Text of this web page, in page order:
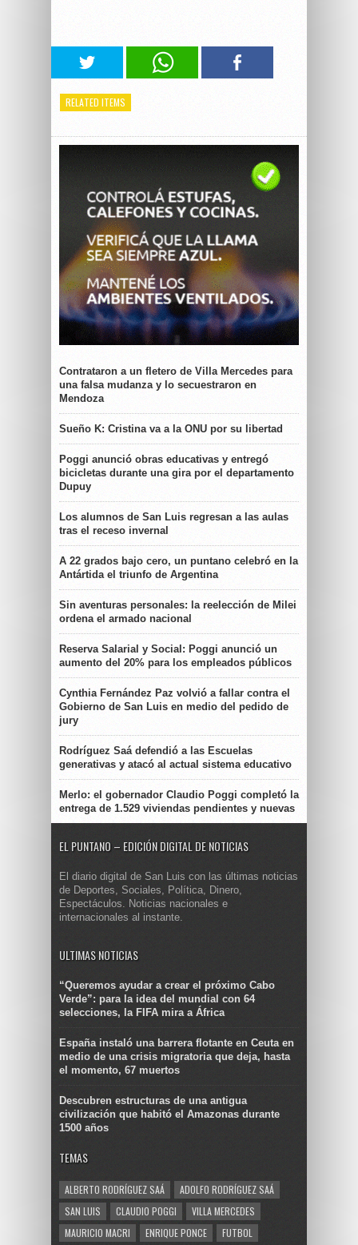
RELATED ITEMS
Contrataron a un fletero de Villa Mercedes para
una falsa mudanza y lo secuestraron en
Mendoza
Sueño K: Cristina va a la ONU por su libertad
Poggi anunció obras educativas y entregó
bicicletas durante una gira por el departamento
Dupuy
Los alumnos de San Luis regresan a las aulas
tras el receso invernal
A 22 grados bajo cero, un puntano celebró en la
Antártida el triunfo de Argentina
Sin aventuras personales: la reelección de Milei
ordena el armado nacional
Reserva Salarial y Social: Poggi anunció un
aumento del 20% para los empleados públicos
Cynthia Fernández Paz volvió a fallar contra el
Gobierno de San Luis en medio del pedido de
jury
Rodríguez Saá defendió a las Escuelas
generativas y atacó al actual sistema educativo
Merlo: el gobernador Claudio Poggi completó la
entrega de 1.529 viviendas pendientes y nuevas
EL PUNTANO – EDICIÓN DIGITAL DE NOTICIAS
El diario digital de San Luis con las últimas noticias
de Deportes, Sociales, Política, Dinero,
Espectáculos. Noticias nacionales e
internacionales al instante.
ULTIMAS NOTICIAS
“Queremos ayudar a crear el próximo Cabo
Verde”: para la idea del mundial con 64
selecciones, la FIFA mira a África
España instaló una barrera flotante en Ceuta en
medio de una crisis migratoria que deja, hasta
el momento, 67 muertos
Descubren estructuras de una antigua
civilización que habitó el Amazonas durante
1500 años
TEMAS
ALBERTO RODRÍGUEZ SAÁ
ADOLFO RODRÍGUEZ SAÁ
SAN LUIS
CLAUDIO POGGI
VILLA MERCEDES
MAURICIO MACRI
ENRIQUE PONCE FUTBOL